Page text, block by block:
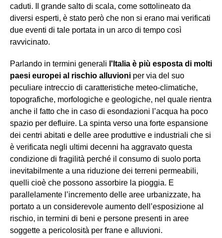
caduti. Il grande salto di scala, come sottolineato da
diversi esperti, è stato però che non si erano mai verificati
due eventi di tale portata in un arco di tempo così
ravvicinato.
Parlando in termini generali l'Italia è più esposta di molti
paesi europei al rischio alluvioni per via del suo
peculiare intreccio di caratteristiche meteo-climatiche,
topografiche, morfologiche e geologiche, nel quale rientra
anche il fatto che in caso di esondazioni l’acqua ha poco
spazio per defluire. La spinta verso una forte espansione
dei centri abitati e delle aree produttive e industriali che si
è verificata negli ultimi decenni ha aggravato questa
condizione di fragilità perché il consumo di suolo porta
inevitabilmente a una riduzione dei terreni permeabili,
quelli cioè che possono assorbire la pioggia. E
parallelamente l’incremento delle aree urbanizzate, ha
portato a un considerevole aumento dell’esposizione al
rischio, in termini di beni e persone presenti in aree
soggette a pericolosità per frane e alluvioni.